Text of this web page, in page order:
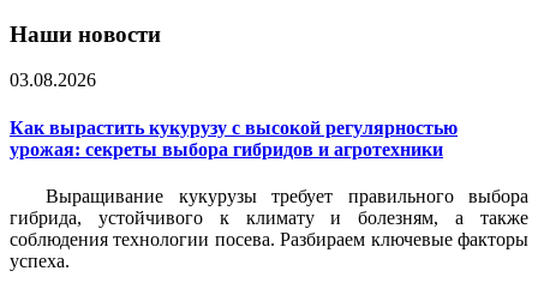
Наши новости
03.08.2026
Как вырастить кукурузу с высокой регулярностью
урожая: секреты выбора гибридов и агротехники
Выращивание кукурузы требует правильного выбора
гибрида, устойчивого к климату и болезням, а также
соблюдения технологии посева. Разбираем ключевые факторы
успеха.